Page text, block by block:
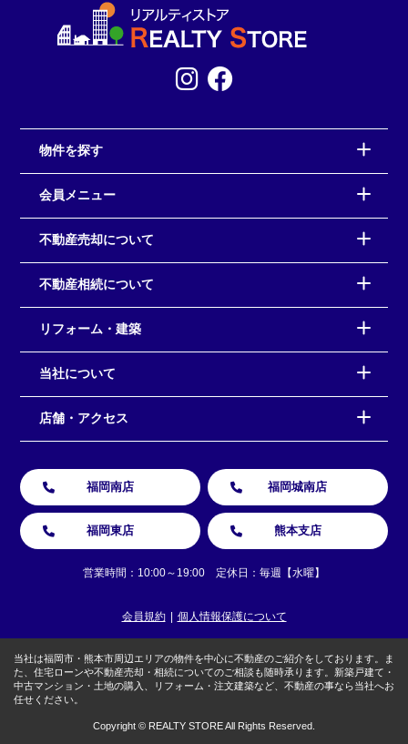
物件を探す
会員メニュー
不動産売却について
不動産相続について
リフォーム・建築
当社について
店舗・アクセス
福岡南店 福岡城南店
福岡東店 熊本支店
営業時間：10:00～19:00 定休日：毎週【水曜】
会員規約 個人情報保護について
当社は福岡市・熊本市周辺エリアの物件を中心に不動産のご紹介をしております。ま
た、住宅ローンや不動産売却・相続についてのご相談も随時承ります。新築戸建て・
中古マンション・土地の購入、リフォーム・注文建築など、不動産の事なら当社へお
任せください。
Copyright © REALTY STORE All Rights Reserved.